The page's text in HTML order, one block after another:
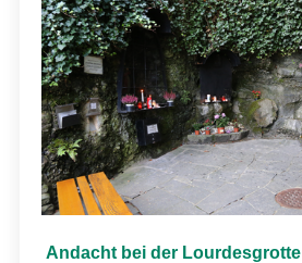
Andacht bei der Lourdesgrotte